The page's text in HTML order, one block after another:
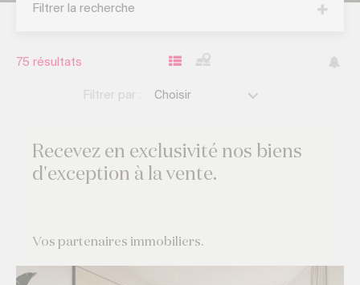
Filtrer la recherche
75 résultats
Filtrer par : Choisir
Recevez en exclusivité nos biens
d'exception à la vente.
Vos partenaires immobiliers.